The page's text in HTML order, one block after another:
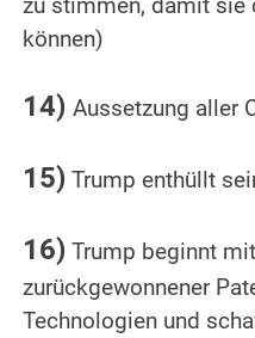
zu stimmen, damit sie
können)
14) Aussetzung aller
15) Trump enthüllt
16) Trump beginnt
zurückgewonnener
Technologien und